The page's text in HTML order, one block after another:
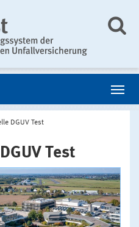
DGUV Test
Test